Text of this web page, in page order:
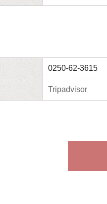
0250-62-3615
Tripadvisor